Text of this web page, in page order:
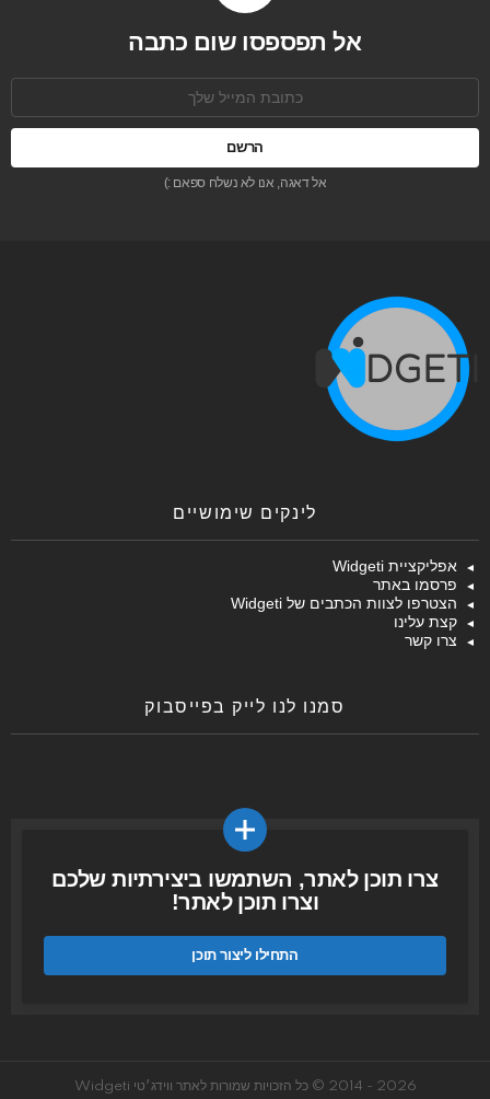
אל תפספסו שום כתבה
אל דאגה, אנו לא נשלח ספאם :)
לינקים שימושיים
אפליקציית Widgeti
פרסמו באתר
הצטרפו לצוות הכתבים של Widgeti
קצת עלינו
צרו קשר
סמנו לנו לייק בפייסבוק
צרו תוכן לאתר, השתמשו ביצירתיות שלכם
וצרו תוכן לאתר!
התחילו ליצור תוכן
2026 - 2014 © כל הזכויות שמורות לאתר ווידג׳טי Widgeti